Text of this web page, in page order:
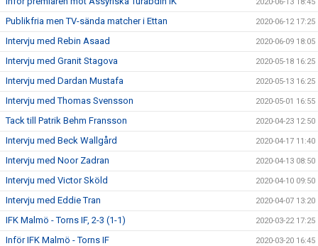
Publikfria men TV-sända matcher i Ettan 2020-06-12 17:25
Intervju med Rebin Asaad 2020-06-09 18:05
Intervju med Granit Stagova 2020-05-18 16:25
Intervju med Dardan Mustafa 2020-05-13 16:25
Intervju med Thomas Svensson 2020-05-01 16:55
Tack till Patrik Behm Fransson 2020-04-23 12:50
Intervju med Beck Wallgård 2020-04-17 11:40
Intervju med Noor Zadran 2020-04-13 08:50
Intervju med Victor Sköld 2020-04-10 09:50
Intervju med Eddie Tran 2020-04-07 13:20
IFK Malmö - Torns IF, 2-3 (1-1) 2020-03-22 17:25
Inför IFK Malmö - Torns IF 2020-03-20 16:45